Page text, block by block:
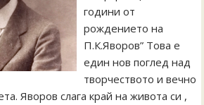
години от
рождението на
П.К.Яворов” Това е
един нов поглед над
творчеството и вечно
Яворов слага край на живота си ,